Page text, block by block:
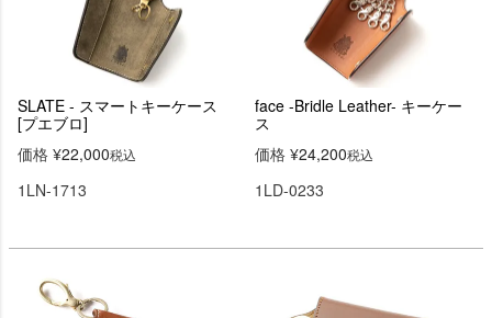
SLATE - スマートキーケース
[プエブロ]
価格 ¥22,000税込
1LN-1713
face -Bridle Leather- キーケー
ス
価格 ¥24,200税込
1LD-0233